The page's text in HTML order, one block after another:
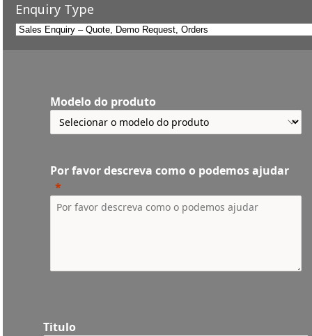
Enquiry Type
Modelo do produto
Por favor descreva como o podemos ajudar
Titulo